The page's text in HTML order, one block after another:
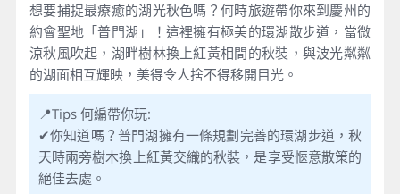
想要捕捉最療癒的湖光秋色嗎？何時旅遊帶你來到慶州的
約會聖地「普門湖」！這裡擁有極美的環湖散步道，當微
涼秋風吹起，湖畔樹林換上紅黃相間的秋裝，與波光粼粼
的湖面相互輝映，美得令人捨不得移開目光。
📍Tips 何編帶你玩:
✔你知道嗎？普門湖擁有一條規劃完善的環湖步道，秋
天時兩旁樹木換上紅黃交織的秋裝，是享受愜意散策的
絕佳去處。